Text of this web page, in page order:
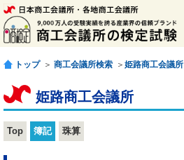
トップ ＞ 商工会議所検索 ＞ 姫路商工会議所
姫路商工会議所
Top 簿記 珠算